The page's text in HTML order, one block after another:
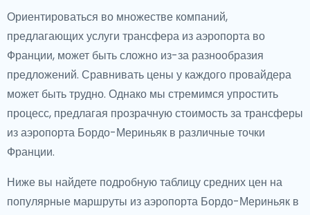
Ориентироваться во множестве компаний,
предлагающих услуги трансфера из аэропорта во
Франции, может быть сложно из-за разнообразия
предложений. Сравнивать цены у каждого провайдера
может быть трудно. Однако мы стремимся упростить
процесс, предлагая прозрачную стоимость за трансферы
из аэропорта Бордо-Мериньяк в различные точки
Франции.
Ниже вы найдете подробную таблицу средних цен на
популярные маршруты из аэропорта Бордо-Мериньяк в